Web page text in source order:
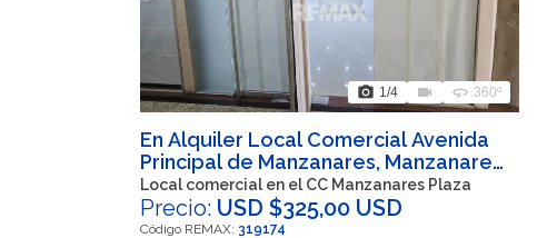
photo_camera 1/4 videocam 360 360º
En Alquiler Local Comercial Avenida
Principal de Manzanares, Manzanares,
Caracas, Nuestra Señora del Rosario,
Baruta, Miranda, 1080, VEN
Local comercial en el CC Manzanares Plaza
Precio: USD $325,00 USD
Código REMAX: 319174